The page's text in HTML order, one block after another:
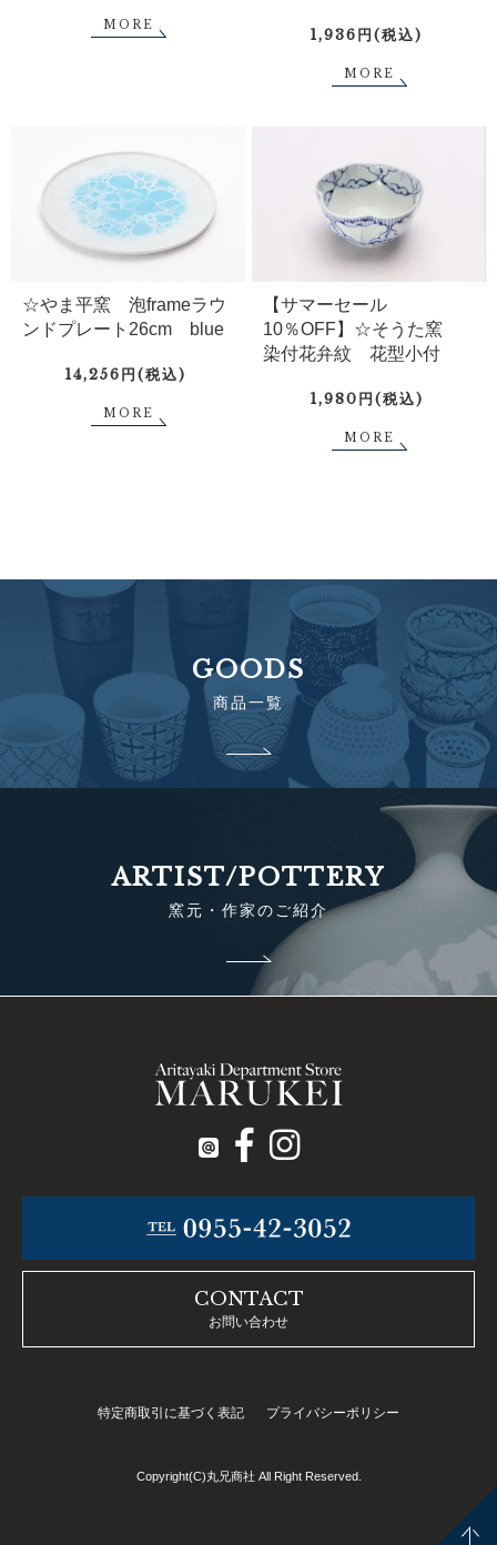
MORE
1,936円(税込)
MORE
☆やま平窯 泡frameラウ
ンドプレート26cm blue
14,256円(税込)
MORE
【サマーセール
10％OFF】☆そうた窯
染付花弁紋 花型小付
1,980円(税込)
MORE
GOODS
商品一覧
ARTIST/POTTERY
窯元・作家のご紹介
CONTACT
お問い合わせ
特定商取引に基づく表記 プライバシーポリシー
Copyright(C)丸兄商社 All Right Reserved.